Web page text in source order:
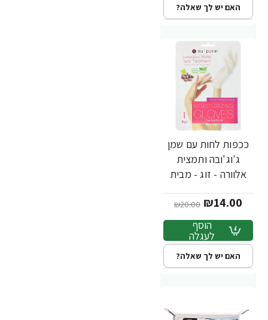
האם יש לך שאלה?
-30%
ככפות לחות עם שמן
ג'וג'ובה ותמצית
אלוורה - זוג - מבית
₪14.00
₪20.00
הוסף
לעגלה
האם יש לך שאלה?